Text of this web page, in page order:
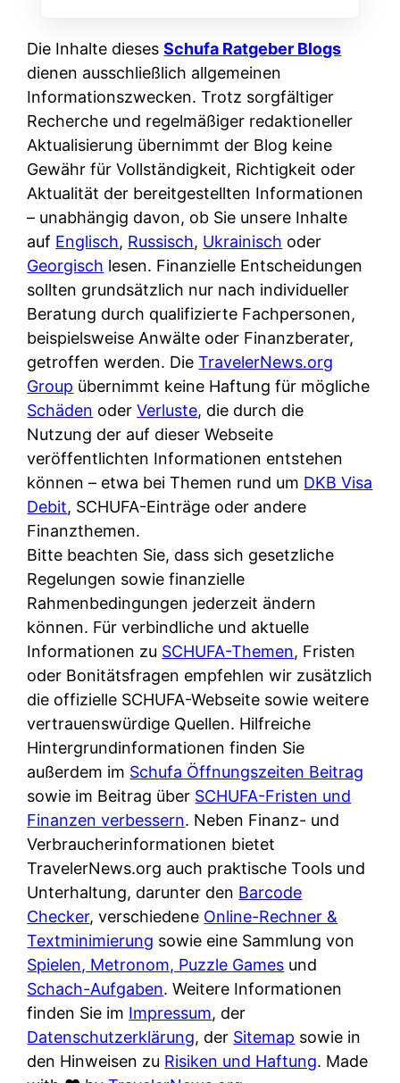
h
i
e
r
e
n
r
u
s
s
i
s
c
h
e
B
a
n
k
k
a
r
t
e
n
M
I
R
?
W
t
i
r
k
c
k
o
t
n
o
u
w
i
t
e
e
t
s
i
e
n
d
e
r
S
c
h
u
t
z
d
e
r
F
i
r
m
a
a
m
p
r
i
v
a
t
e
n
K
ü
c
h
e
n
t
i
s
c
h
e
n
d
e
Die Inhalte diesesSchufa Ratgeber Blogs
dienen ausschließlich allgemeinen
Informationszwecken. Trotz sorgfältiger
Recherche und regelmäßiger redaktioneller
Aktualisierung übernimmt der Blog keine
Gewähr für Vollständigkeit, Richtigkeit oder
Aktualität der bereitgestellten Informationen
– unabhängig davon, ob Sie unsere Inhalte
auf Englisch, Russisch, Ukrainisch oder
Georgisch lesen. Finanzielle Entscheidungen
sollten grundsätzlich nur nach individueller
Beratung durch qualifizierte Fachpersonen,
beispielsweise Anwälte oder Finanzberater,
getroffen werden. DieTravelerNews.org
Group übernimmt keine Haftung für mögliche
Schäden oderVerluste, die durch die
Nutzung der auf dieser Webseite
veröffentlichten Informationen entstehen
können – etwa bei Themen rund um DKB Visa
Debit, SCHUFA-Einträge oder andere
Finanzthemen.
Bitte beachten Sie, dass sich gesetzliche
Regelungen sowie finanzielle
Rahmenbedingungen jederzeit ändern
können. Für verbindliche und aktuelle
Informationen zu SCHUFA-Themen, Fristen
oder Bonitätsfragen empfehlen wir zusätzlich
die offizielle SCHUFA-Webseite sowie weitere
vertrauenswürdige Quellen. Hilfreiche
Hintergrundinformationen finden Sie
außerdem im Schufa Öffnungszeiten Beitrag
sowie im Beitrag über SCHUFA-Fristen und
Finanzen verbessern. Neben Finanz- und
Verbraucherinformationen bietet
TravelerNews.org auch praktische Tools und
Unterhaltung, darunter den Barcode
Checker, verschiedene Online-Rechner &
Textminimierung sowie eine Sammlung von
Spielen, Metronom, Puzzle Games und
Schach-Aufgaben. Weitere Informationen
finden Sie im Impressum, der
Datenschutzerklärung, der Sitemap sowie in
den Hinweisen zu Risiken und Haftung. Made